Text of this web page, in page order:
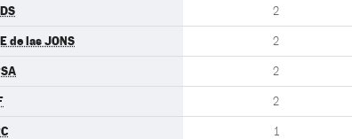
2
de las JONS 2
2
2
1